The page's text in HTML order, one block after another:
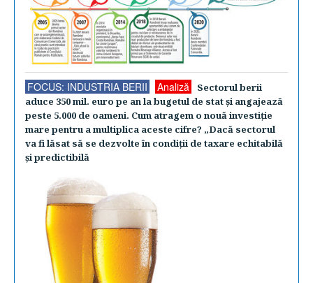
FOCUS: INDUSTRIA BERII Analiză
Sectorul berii
aduce 350 mil. euro pe an la bugetul de stat şi angajează
peste 5.000 de oameni. Cum atragem o nouă investiţie
mare pentru a multiplica aceste cifre? „Dacă sectorul
va fi lăsat să se dezvolte în condiţii de taxare echitabilă
şi predictibilă